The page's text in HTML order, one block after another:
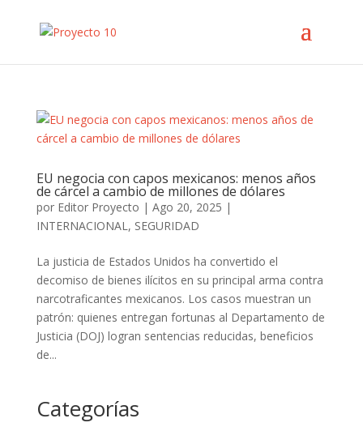
EU negocia con capos mexicanos: menos años
de cárcel a cambio de millones de dólares
por Editor Proyecto | Ago 20, 2025 |
INTERNACIONAL, SEGURIDAD
La justicia de Estados Unidos ha convertido el
decomiso de bienes ilícitos en su principal arma contra
narcotraficantes mexicanos. Los casos muestran un
patrón: quienes entregan fortunas al Departamento de
Justicia (DOJ) logran sentencias reducidas, beneficios
de...
Categorías